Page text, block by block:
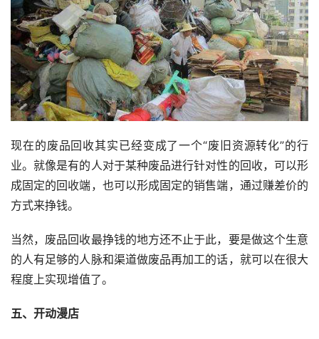
现在的废品回收其实已经变成了一个“废旧资源转化”的行
业。就像是有的人对于某种废品进行针对性的回收，可以形
成固定的回收端，也可以形成固定的销售端，通过赚差价的
方式来挣钱。
当然，废品回收最挣钱的地方还不止于此，要是做这个生意
的人有足够的人脉和渠道做废品再加工的话，就可以在很大
程度上实现增值了。
五、开动漫店